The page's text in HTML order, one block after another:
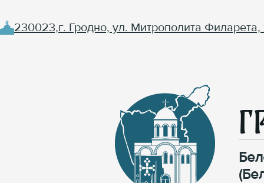
230023,г. Гродно, ул. Митрополита Филарета,